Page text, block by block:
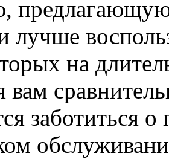
лучше
на
вам
заботиться